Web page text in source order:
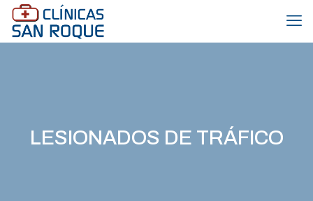
LESIONADOS DE TRÁFICO